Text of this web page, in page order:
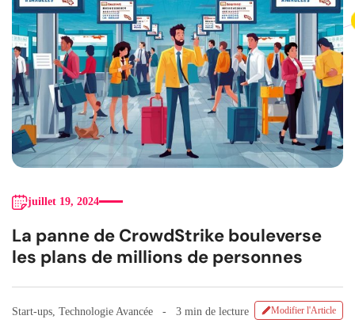
juillet 19, 2024
La panne de CrowdStrike bouleverse
les plans de millions de personnes
Start-ups Technologie Avancée 3 min de lecture Modifier l'Article